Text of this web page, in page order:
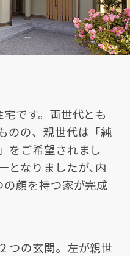
です。両世代とも
のの、親世代は「純
をご希望されまし
となりましたが､内
顔を持つ家が完成
つの玄関。左が親世